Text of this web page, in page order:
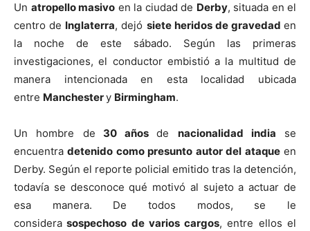
Un atropello masivo en la ciudad de Derby, situada en el
centro de Inglaterra, dejó siete heridos de gravedad en
la noche de este sábado. Según las primeras
investigaciones, el conductor embistió a la multitud de
manera intencionada en esta localidad ubicada
entre Manchestery Birmingham.
Un hombre de 30 añosde nacionalidad india se
encuentradetenido como presunto autor del ataqueen
Derby. Según el reporte policial emitido tras la detención,
todavía se desconoce qué motivó al sujeto a actuar de
esa manera. De todos modos, se le
considera sospechoso de varios cargos, entre ellos el